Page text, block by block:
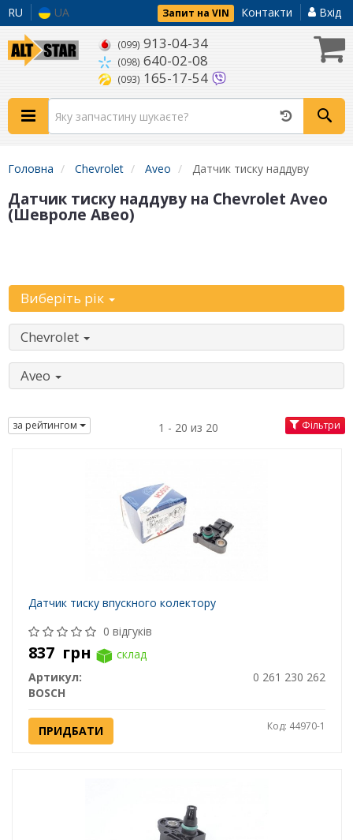
RU UA Запит на VIN Контакти Вхід
(099) 913-04-34
(098) 640-02-08
(093) 165-17-54
Головна Chevrolet Aveo Датчик тиску наддуву
Датчик тиску наддуву на Chevrolet Aveo
(Шевроле Авео)
Виберіть рік
Chevrolet
Aveo
за рейтингом 1 - 20 из 20 Фільтри
Датчик тиску впускного колектору
0 відгуків
837 грн
склад
Артикул:
0 261 230 262
BOSCH
ПРИДБАТИ Код: 44970-1